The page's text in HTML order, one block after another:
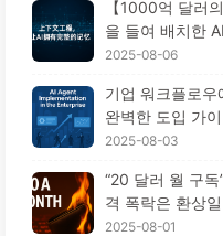
【1000억 달러
을 들여 배치한
고 오히려 경쟁
2025-08-06
기업 워크플로
완벽한 도입 가
2025-08-03
“20 달러 월 구
격 폭락은 환상
이다 — 천천히
2025-08-01